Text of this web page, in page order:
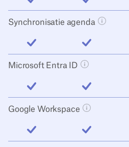
inbegrepen inbegrepen
Synchronisatie agenda Tooltip
inbegrepen inbegrepen
Microsoft Entra ID Tooltip knop
inbegrepen inbegrepen
Google Workspace Tooltip
inbegrepen inbegrepen